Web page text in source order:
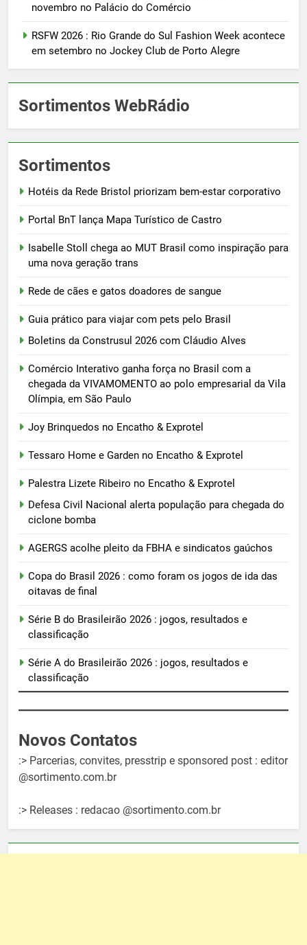
novembro no Palácio do Comércio
RSFW 2026 : Rio Grande do Sul Fashion Week acontece
em setembro no Jockey Club de Porto Alegre
Sortimentos WebRádio
Sortimentos
Hotéis da Rede Bristol priorizam bem-estar corporativo
Portal BnT lança Mapa Turístico de Castro
Isabelle Stoll chega ao MUT Brasil como inspiração para
uma nova geração trans
Rede de cães e gatos doadores de sangue
Guia prático para viajar com pets pelo Brasil
Boletins da Construsul 2026 com Cláudio Alves
Comércio Interativo ganha força no Brasil com a
chegada da VIVAMOMENTO ao polo empresarial da Vila
Olímpia, em São Paulo
Joy Brinquedos no Encatho & Exprotel
Tessaro Home e Garden no Encatho & Exprotel
Palestra Lizete Ribeiro no Encatho & Exprotel
Defesa Civil Nacional alerta população para chegada do
ciclone bomba
AGERGS acolhe pleito da FBHA e sindicatos gaúchos
Copa do Brasil 2026 : como foram os jogos de ida das
oitavas de final
Série B do Brasileirão 2026 : jogos, resultados e
classificação
Série A do Brasileirão 2026 : jogos, resultados e
classificação
Novos Contatos
:> Parcerias, convites, presstrip e sponsored post : editor
@sortimento.com.br
:> Releases : redacao @sortimento.com.br